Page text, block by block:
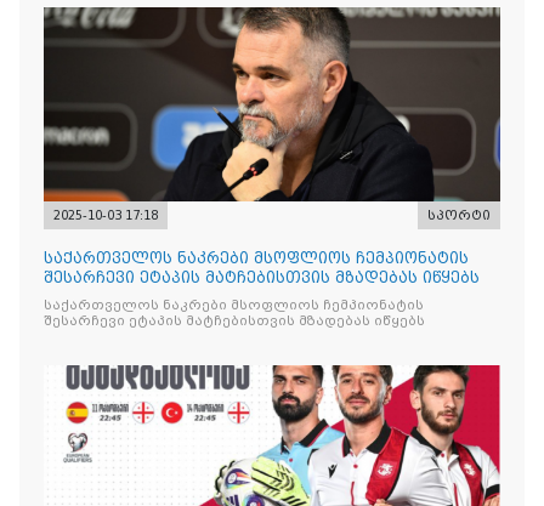
2025-10-03 17:18 სპორტი
საქართველოს ნაკრები მსოფლიოს ჩემპიონატის
შესარჩევი ეტაპის მატჩებისთვის მზადებას იწყებს
საქართველოს ნაკრები მსოფლიოს ჩემპიონატის
შესარჩევი ეტაპის მატჩებისთვის მზადებას იწყებს